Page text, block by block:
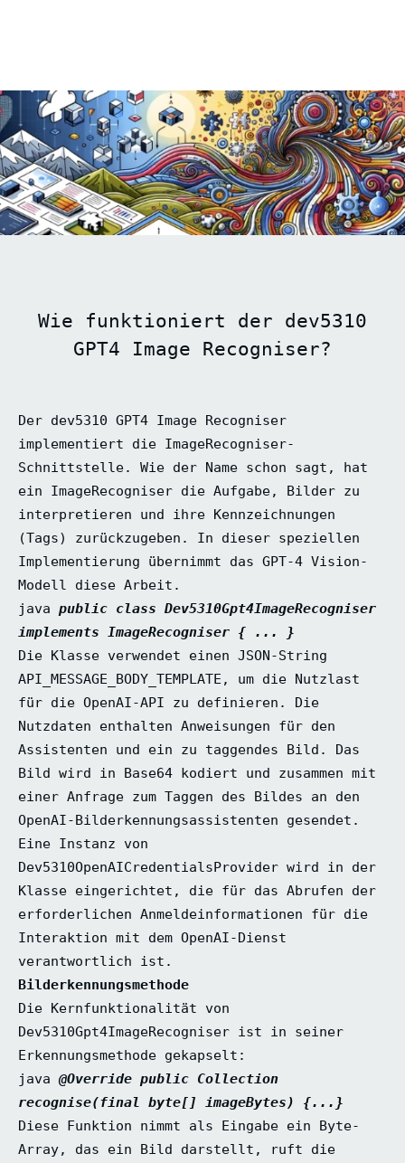
Wie funktioniert der dev5310
GPT4 Image Recogniser?
Der dev5310 GPT4 Image Recogniser
implementiert die ImageRecogniser-
Schnittstelle. Wie der Name schon sagt, hat
ein ImageRecogniser die Aufgabe, Bilder zu
interpretieren und ihre Kennzeichnungen
(Tags) zurückzugeben. In dieser speziellen
Implementierung übernimmt das GPT-4 Vision-
Modell diese Arbeit.
java public class Dev5310Gpt4ImageRecogniser
implements ImageRecogniser { ... }
Die Klasse verwendet einen JSON-String
API_MESSAGE_BODY_TEMPLATE, um die Nutzlast
für die OpenAI-API zu definieren. Die
Nutzdaten enthalten Anweisungen für den
Assistenten und ein zu taggendes Bild. Das
Bild wird in Base64 kodiert und zusammen mit
einer Anfrage zum Taggen des Bildes an den
OpenAI-Bilderkennungsassistenten gesendet.
Eine Instanz von
Dev5310OpenAICredentialsProvider wird in der
Klasse eingerichtet, die für das Abrufen der
erforderlichen Anmeldeinformationen für die
Interaktion mit dem OpenAI-Dienst
verantwortlich ist.
Bilderkennungsmethode
Die Kernfunktionalität von
Dev5310Gpt4ImageRecogniser ist in seiner
Erkennungsmethode gekapselt:
java @Override public Collection
recognise(final byte[] imageBytes) {...}
Diese Funktion nimmt als Eingabe ein Byte-
Array, das ein Bild darstellt, ruft die